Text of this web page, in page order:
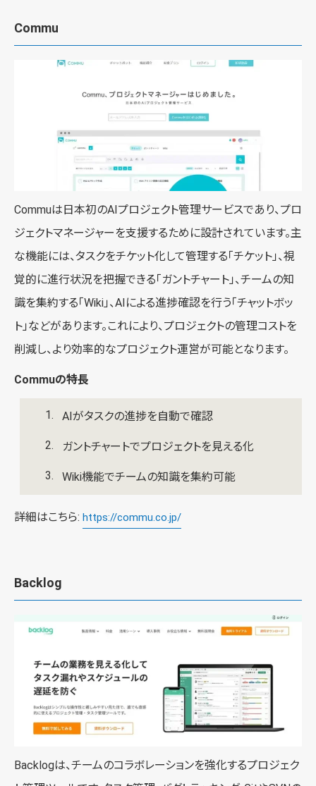
Commu
Commuは日本初のAIプロジェクト管理サービスであり、プロ
ジェクトマネージャーを支援するために設計されています。主
な機能には、タスクをチケット化して管理する「チケット」、視
覚的に進行状況を把握できる「ガントチャート」、チームの知
識を集約する「Wiki」、AIによる進捗確認を行う「チャットボッ
ト」などがあります。これにより、プロジェクトの管理コストを
削減し、より効率的なプロジェクト運営が可能となります。
Commuの特長
AIがタスクの進捗を自動で確認
ガントチャートでプロジェクトを見える化
Wiki機能でチームの知識を集約可能
詳細はこちら: https://commu.co.jp/
Backlog
Backlogは、チームのコラボレーションを強化するプロジェク